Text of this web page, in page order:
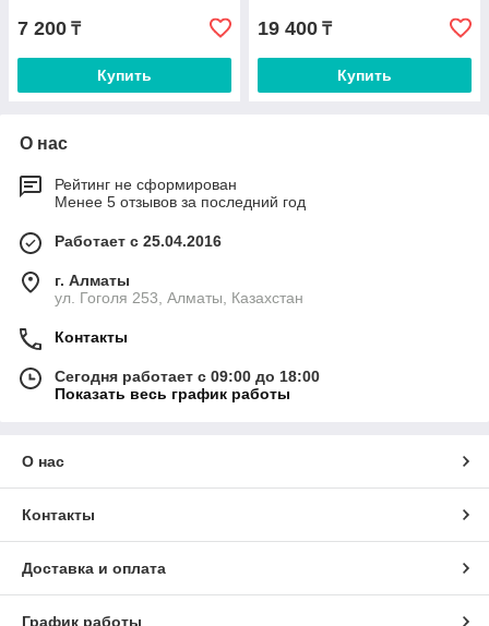
7 200 ₸
Купить
19 400 ₸
Купить
О нас
Рейтинг не сформирован
Менее 5 отзывов за последний год
Работает с 25.04.2016
г. Алматы
ул. Гоголя 253, Алматы, Казахстан
Контакты
Сегодня работает с 09:00 до 18:00
Показать весь график работы
О нас
Контакты
Доставка и оплата
График работы